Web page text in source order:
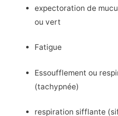
expectoration de
ou vert
Fatigue
Essoufflement ou
(tachypnée)
respiration sifflante